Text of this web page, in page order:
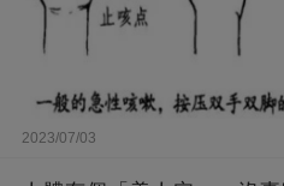
2023/07/03